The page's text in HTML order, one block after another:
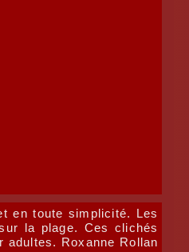
en toute simplicité. Les
la plage. Ces clichés
Roxanne Rollan